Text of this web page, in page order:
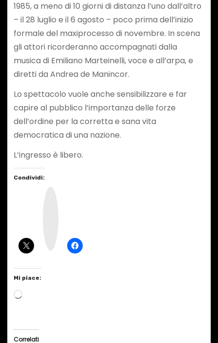
1985, a meno di 10 giorni di distanza l’uno dall’altro
– il 28 luglio e il 6 agosto – poco prima dell’inizio
formale del maxiprocesso di novembre. In scena
gli attori ricorderanno accompagnati dalla
musica di Emiliano Marteinelli, voce e all’arpa, e
diretti da Andrea de Manincor.
Lo spettacolo vuole anche sensibilizzare e far
capire al pubblico l’importanza delle forze
dell’ordine per la corretta e sana vita
democratica di una nazione.
L’ingresso è libero.
Condividi:
Mi piace:
C
Correlati